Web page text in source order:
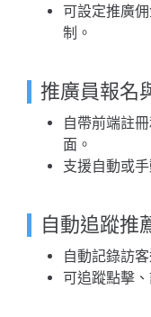
可設定推廣
制。
推廣員報名
自帶前端註
面。
支援自動或
自動追蹤推
自動記錄訪
可追蹤點擊